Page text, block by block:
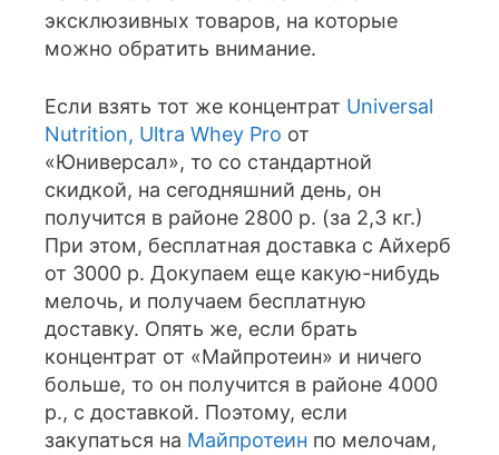
эксклюзивных товаров, на которые
можно обратить внимание.
Если взять тот же концентрат Universal
Nutrition, Ultra Whey Pro от
«Юниверсал», то со стандартной
скидкой, на сегодняшний день, он
получится в районе 2800 р. (за 2,3 кг.)
При этом, бесплатная доставка с Айхерб
от 3000 р. Докупаем еще какую-нибудь
мелочь, и получаем бесплатную
доставку. Опять же, если брать
концентрат от «Майпротеин» и ничего
больше, то он получится в районе 4000
р., с доставкой. Поэтому, если
закупаться на Майпротеин по мелочам,